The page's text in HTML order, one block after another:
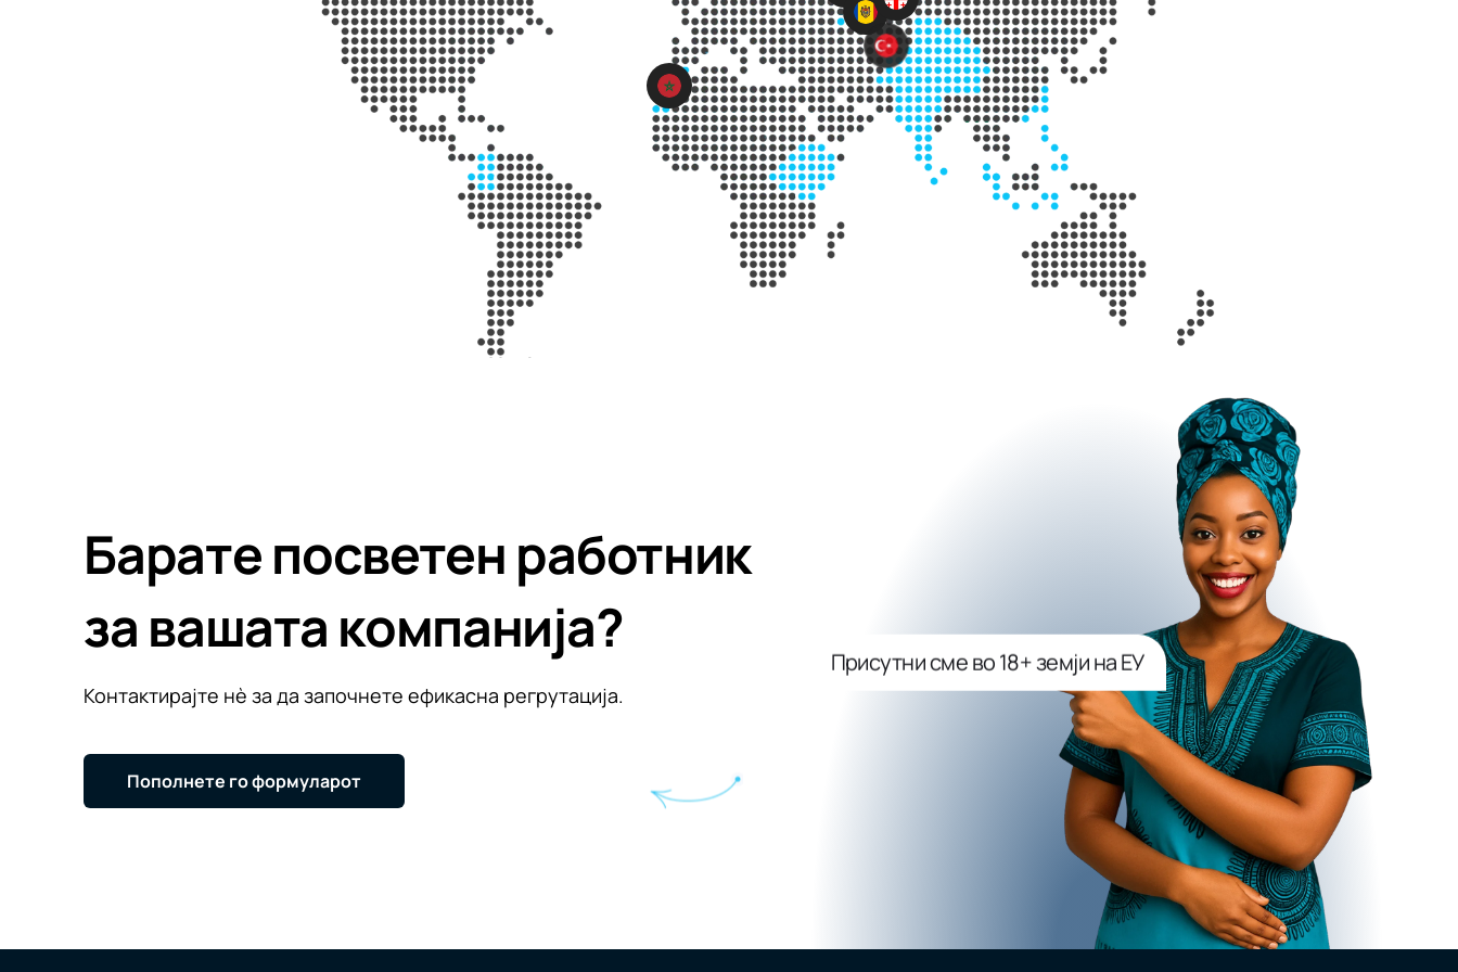
Барате посветен работник
за вашата компанија?
Контактирајте нè за да започнете ефикасна регрутација.
Пополнете го формуларот
Присутни сме во 18+ земји на ЕУ